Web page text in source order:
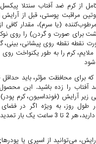
از کرم ضد آفتاب سنتلا
مراقبت پوستی، قبل از
(یا سرم)، مقدار
برای صورت و گردن) را روی
نقطه‌ نقطه‌ روی پیشانی، بینی،
ملایم، کرم را به طور یکنواخت
شود
آفتاب را زده باشید. این
آرایش (فونداسیون، کرم پودر)
طول روز، به ویژه اگر در فضای
صفحه‌نمایش قرار دارید، هر 2 تا 3